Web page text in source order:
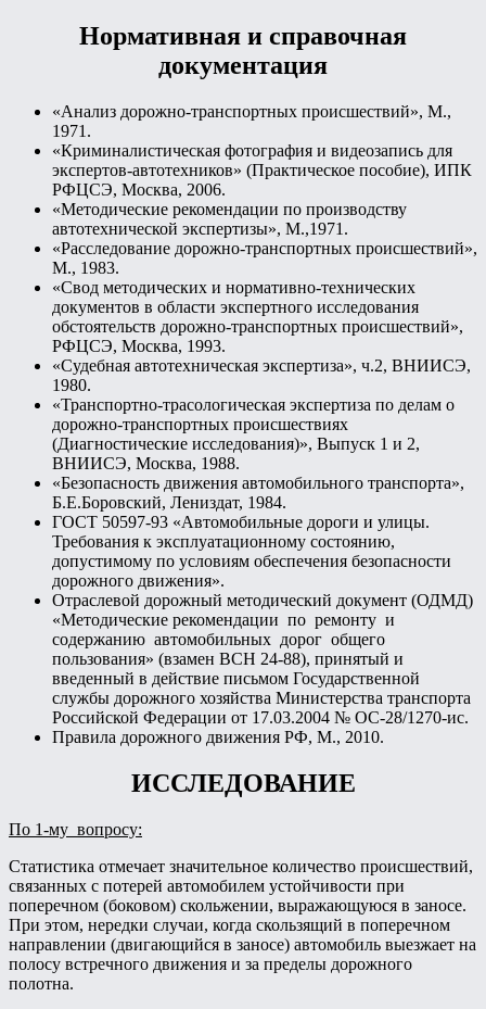
Нормативная и справочная
документация
«Анализ дорожно-транспортных происшествий», М.,
1971.
«Криминалистическая фотография и видеозапись для
экспертов-автотехников» (Практическое пособие), ИПК
РФЦСЭ, Москва, 2006.
«Методические рекомендации по производству
автотехнической экспертизы», М.,1971.
«Расследование дорожно-транспортных происшествий»,
М., 1983.
«Свод методических и нормативно-технических
документов в области экспертного исследования
обстоятельств дорожно-транспортных происшествий»,
РФЦСЭ, Москва, 1993.
«Судебная автотехническая экспертиза», ч.2, ВНИИСЭ,
1980.
«Транспортно-трасологическая экспертиза по делам о
дорожно-транспортных происшествиях
(Диагностические исследования)», Выпуск 1 и 2,
ВНИИСЭ, Москва, 1988.
«Безопасность движения автомобильного транспорта»,
Б.Е.Боровский, Лениздат, 1984.
ГОСТ 50597-93 «Автомобильные дороги и улицы.
Требования к эксплуатационному состоянию,
допустимому по условиям обеспечения безопасности
дорожного движения».
Отраслевой дорожный методический документ (ОДМД)
«Методические рекомендации по ремонту и
содержанию автомобильных дорог общего
пользования» (взамен ВСН 24-88), принятый и
введенный в действие письмом Государственной
службы дорожного хозяйства Министерства транспорта
Российской Федерации от 17.03.2004 № ОС-28/1270-ис.
Правила дорожного движения РФ, М., 2010.
ИССЛЕДОВАНИЕ
По 1-му вопросу:
Статистика отмечает значительное количество происшествий,
связанных с потерей автомобилем устойчивости при
поперечном (боковом) скольжении, выражающуюся в заносе.
При этом, нередки случаи, когда скользящий в поперечном
направлении (двигающийся в заносе) автомобиль выезжает на
полосу встречного движения и за пределы дорожного
полотна.